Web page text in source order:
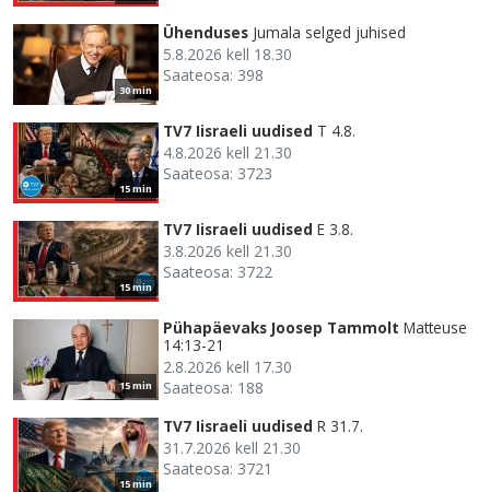
30 min
Ühenduses Jumala selged juhised
5.8.2026 kell 18.30
Saateosa: 398
15 min
TV7 Iisraeli uudised T 4.8.
4.8.2026 kell 21.30
Saateosa: 3723
15 min
TV7 Iisraeli uudised E 3.8.
3.8.2026 kell 21.30
Saateosa: 3722
15 min
Pühapäevaks Joosep Tammolt Matteuse
14:13-21
2.8.2026 kell 17.30
Saateosa: 188
15 min
TV7 Iisraeli uudised R 31.7.
31.7.2026 kell 21.30
Saateosa: 3721